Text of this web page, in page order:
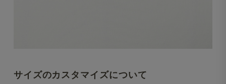
サイズのカスタマイズについて